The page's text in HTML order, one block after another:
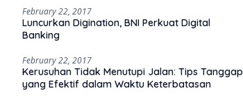
February 22, 2017
Luncurkan Digination, BNI Perkuat Digital
Banking
February 22, 2017
Kerusuhan Tidak Menutupi Jalan: Tips Tanggap
yang Efektif dalam Waktu Keterbatasan